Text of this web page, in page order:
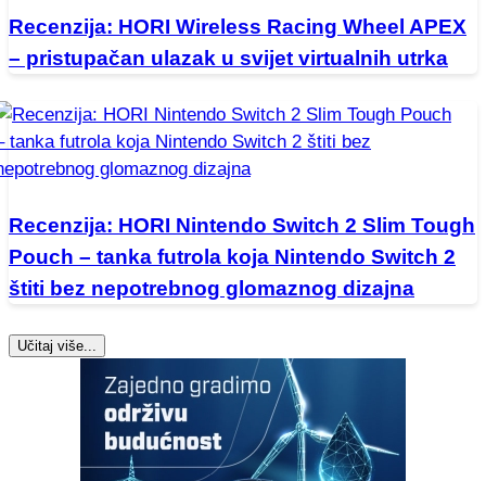
Recenzija: HORI Wireless Racing Wheel APEX
– pristupačan ulazak u svijet virtualnih utrka
Recenzija: HORI Nintendo Switch 2 Slim Tough
Pouch – tanka futrola koja Nintendo Switch 2
štiti bez nepotrebnog glomaznog dizajna
Učitaj više...